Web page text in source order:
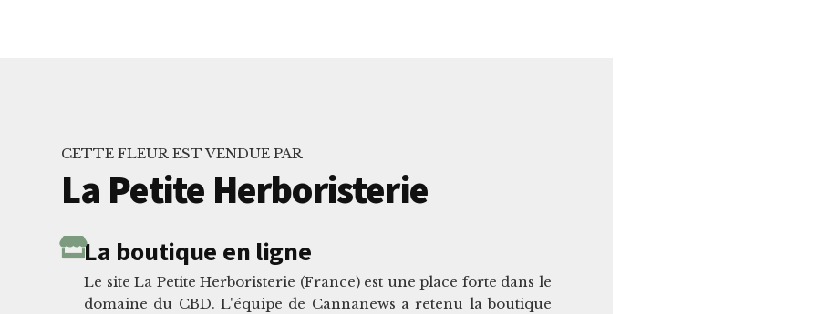
CETTE FLEUR EST VENDUE PAR
La Petite Herboristerie
La boutique en ligne
Le site La Petite Herboristerie (France) est une place forte dans le
domaine du CBD. L'équipe de Cannanews a retenu la boutique